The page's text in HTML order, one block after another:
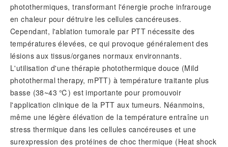
photothermiques, transformant l'énergie proche infrarouge
en chaleur pour détruire les cellules cancéreuses.
Cependant, l'ablation tumorale par PTT nécessite des
températures élevées, ce qui provoque généralement des
lésions aux tissus/organes normaux environnants.
L'utilisation d'une thérapie photothermique douce (Mild
photothermal therapy, mPTT) à température traitante plus
basse (38~43 ℃) est importante pour promouvoir
l'application clinique de la PTT aux tumeurs. Néanmoins,
même une légère élévation de la température entraîne un
stress thermique dans les cellules cancéreuses et une
surexpression des protéines de choc thermique (Heat shock